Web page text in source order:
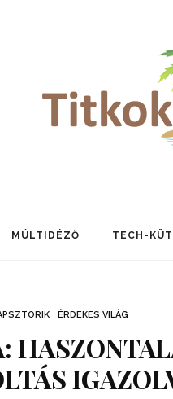
MÚLTIDÉZŐ TECH-
ÉRDEKES VILÁG